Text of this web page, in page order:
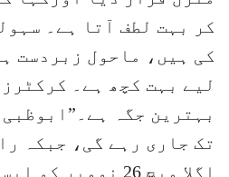
کر بہت لطف آتا ہے۔
کی ہیں، ماحول زبردست
لیے بہت کچھ ہے۔
تک جاری رہے گی، جبکہ
اگلا میچ 26